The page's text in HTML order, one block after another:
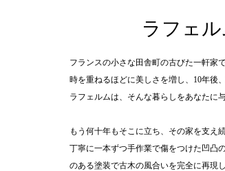
ラフェ
フランスの小さな田舎町の古びた一軒家
時を重ねるほどに美しさを増し、10年後
ラフェルムは、そんな暮らしをあなたに
もう何十年もそこに立ち、その家を支え
丁寧に一本ずつ手作業で傷をつけた凹凸
のある塗装で古木の風合いを完全に再現し